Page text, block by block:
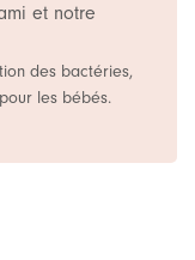
et notre
des bactéries,
les bébés.